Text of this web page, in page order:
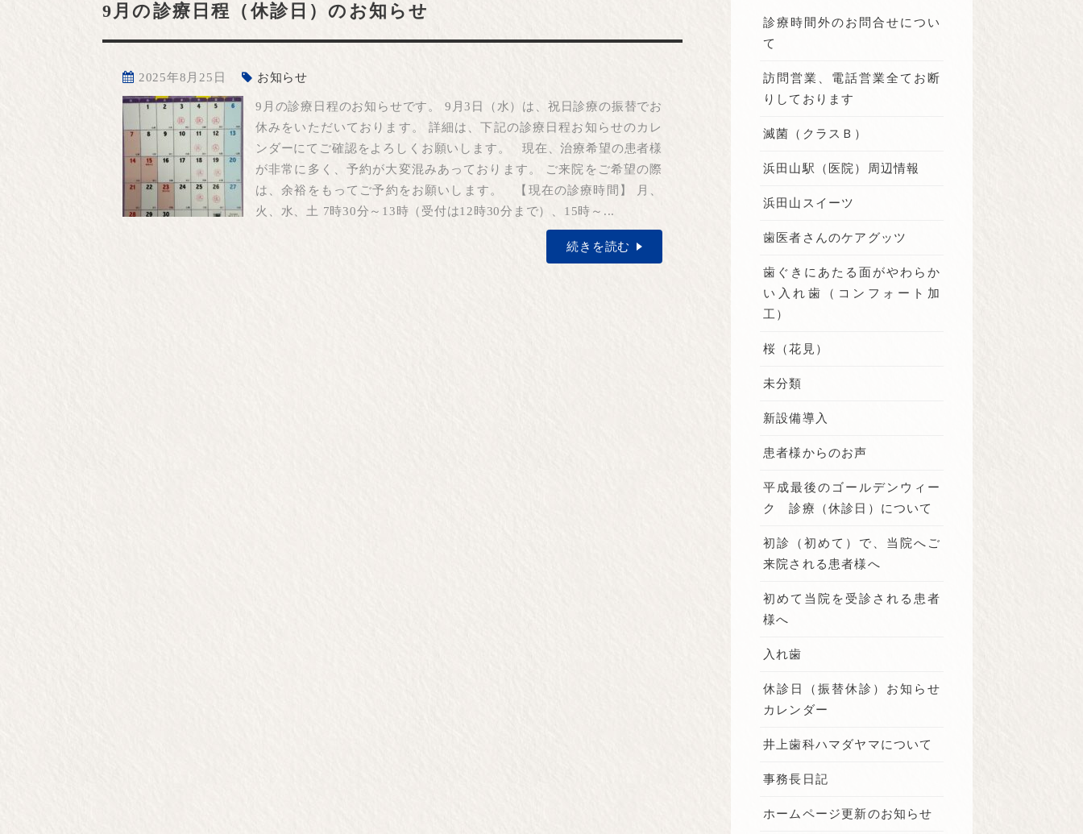
9月の診療日程（休診日）のお知らせ
2025年8月25日 お知らせ
9月の診療日程のお知らせです。 9月3日（水）は、祝日診療の振替でお
休みをいただいております。 詳細は、下記の診療日程お知らせのカレ
ンダーにてご確認をよろしくお願いします。 現在、治療希望の患者様
が非常に多く、予約が大変混みあっております。 ご来院をご希望の際
は、余裕をもってご予約をお願いします。 【現在の診療時間】 月、
火、水、土 7時30分～13時（受付は12時30分まで）、15時～...
続きを読む
診療時間外のお問合せについ
て
訪問営業、電話営業全てお断
りしております
滅菌（クラスＢ）
浜田山駅（医院）周辺情報
浜田山スイーツ
歯医者さんのケアグッツ
歯ぐきにあたる面がやわらか
い入れ歯（コンフォート加
工）
桜（花見）
未分類
新設備導入
患者様からのお声
平成最後のゴールデンウィー
ク 診療（休診日）について
初診（初めて）で、当院へご
来院される患者様へ
初めて当院を受診される患者
様へ
入れ歯
休診日（振替休診）お知らせ
カレンダー
井上歯科ハマダヤマについて
事務長日記
ホームページ更新のお知らせ